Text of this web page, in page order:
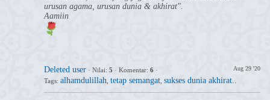
urusan agama, urusan dunia & akhirat".
Aamiin
Deleted user Aug 29 '20
· Nilai: 5 · Komentar: 6 ·
Tags: alhamdulillah tetap semangat sukses dunia akhirat..